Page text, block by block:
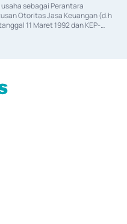
sebagai Perantara
Otoritas Jasa Keuangan (d.h
11 Maret 1992 dan KEP-
usaha sebagai Penjamin Emisi
Jasa Keuangan Nomor KEP-
Keuangan Nomor S-
beberapa izin usaha lainnya
diterbitkan pada tahun 2017
sebagai Lembaga Pendukung
dan Penyelesaian Transaksi
pada tahun 2018.